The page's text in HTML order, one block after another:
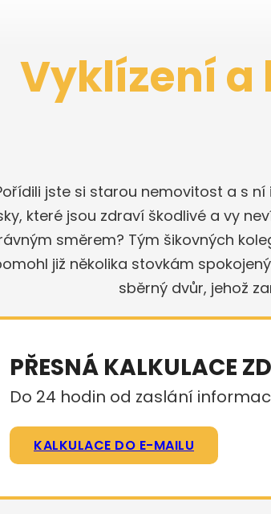
Vyklízení a
jste si starou nemovitost a s
které jsou zdraví škodlivé a vy
směrem? Tým šikovných
již několika stovkám
sběrný dvůr, jehož
PŘESNÁ KALKULACE
Do 24 hodin od zaslání
KALKULACE DO E-MAILU